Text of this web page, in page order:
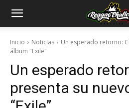
Inicio Noticias
Un esperado retorno:
álbum "Exile"
Un esperado
presenta su